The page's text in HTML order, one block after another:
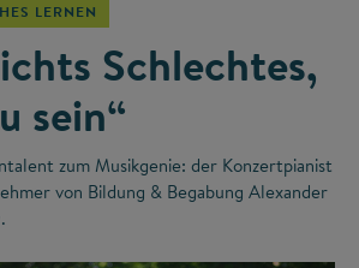
LERNEN
Schlechtes,
sein“
zum Musikgenie: der Konzertpianist
von Bildung & Begabung Alexander